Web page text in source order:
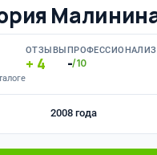
ОТЗЫВЫ
4 -/10
2008 года